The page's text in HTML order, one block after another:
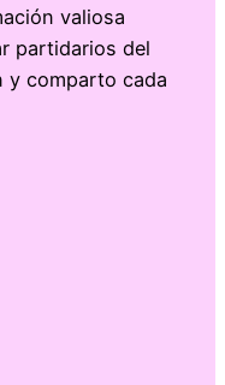
valiosa
partidarios del
y comparto cada